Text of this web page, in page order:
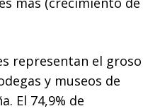
representan el groso
y museos de
El 74,9% de